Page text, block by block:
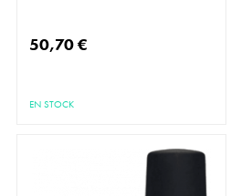
50,70 €
EN STOCK